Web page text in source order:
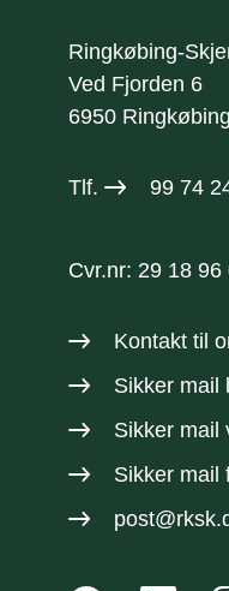
Ringkøbing-
Ved Fjorden 6
6950 Ringkøbing
Tlf. 99 74
Cvr.nr: 29 18 96
Kontakt til
Sikker mail
Sikker mail
Sikker mail